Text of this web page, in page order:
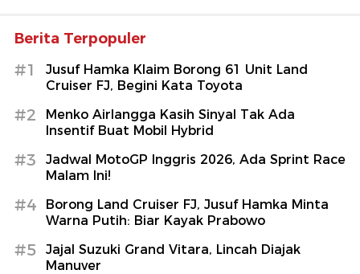
Berita Terpopuler
#1
Jusuf Hamka Klaim Borong 61 Unit Land
Cruiser FJ, Begini Kata Toyota
#2
Menko Airlangga Kasih Sinyal Tak Ada
Insentif Buat Mobil Hybrid
#3
Jadwal MotoGP Inggris 2026, Ada Sprint Race
Malam Ini!
#4
Borong Land Cruiser FJ, Jusuf Hamka Minta
Warna Putih: Biar Kayak Prabowo
#5
Jajal Suzuki Grand Vitara, Lincah Diajak
Manuver